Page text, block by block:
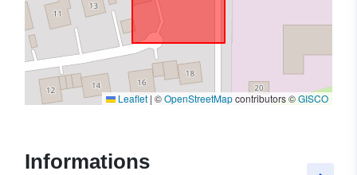
Leaflet | ©OpenStreetMapcontributors ©GISCO
Informations